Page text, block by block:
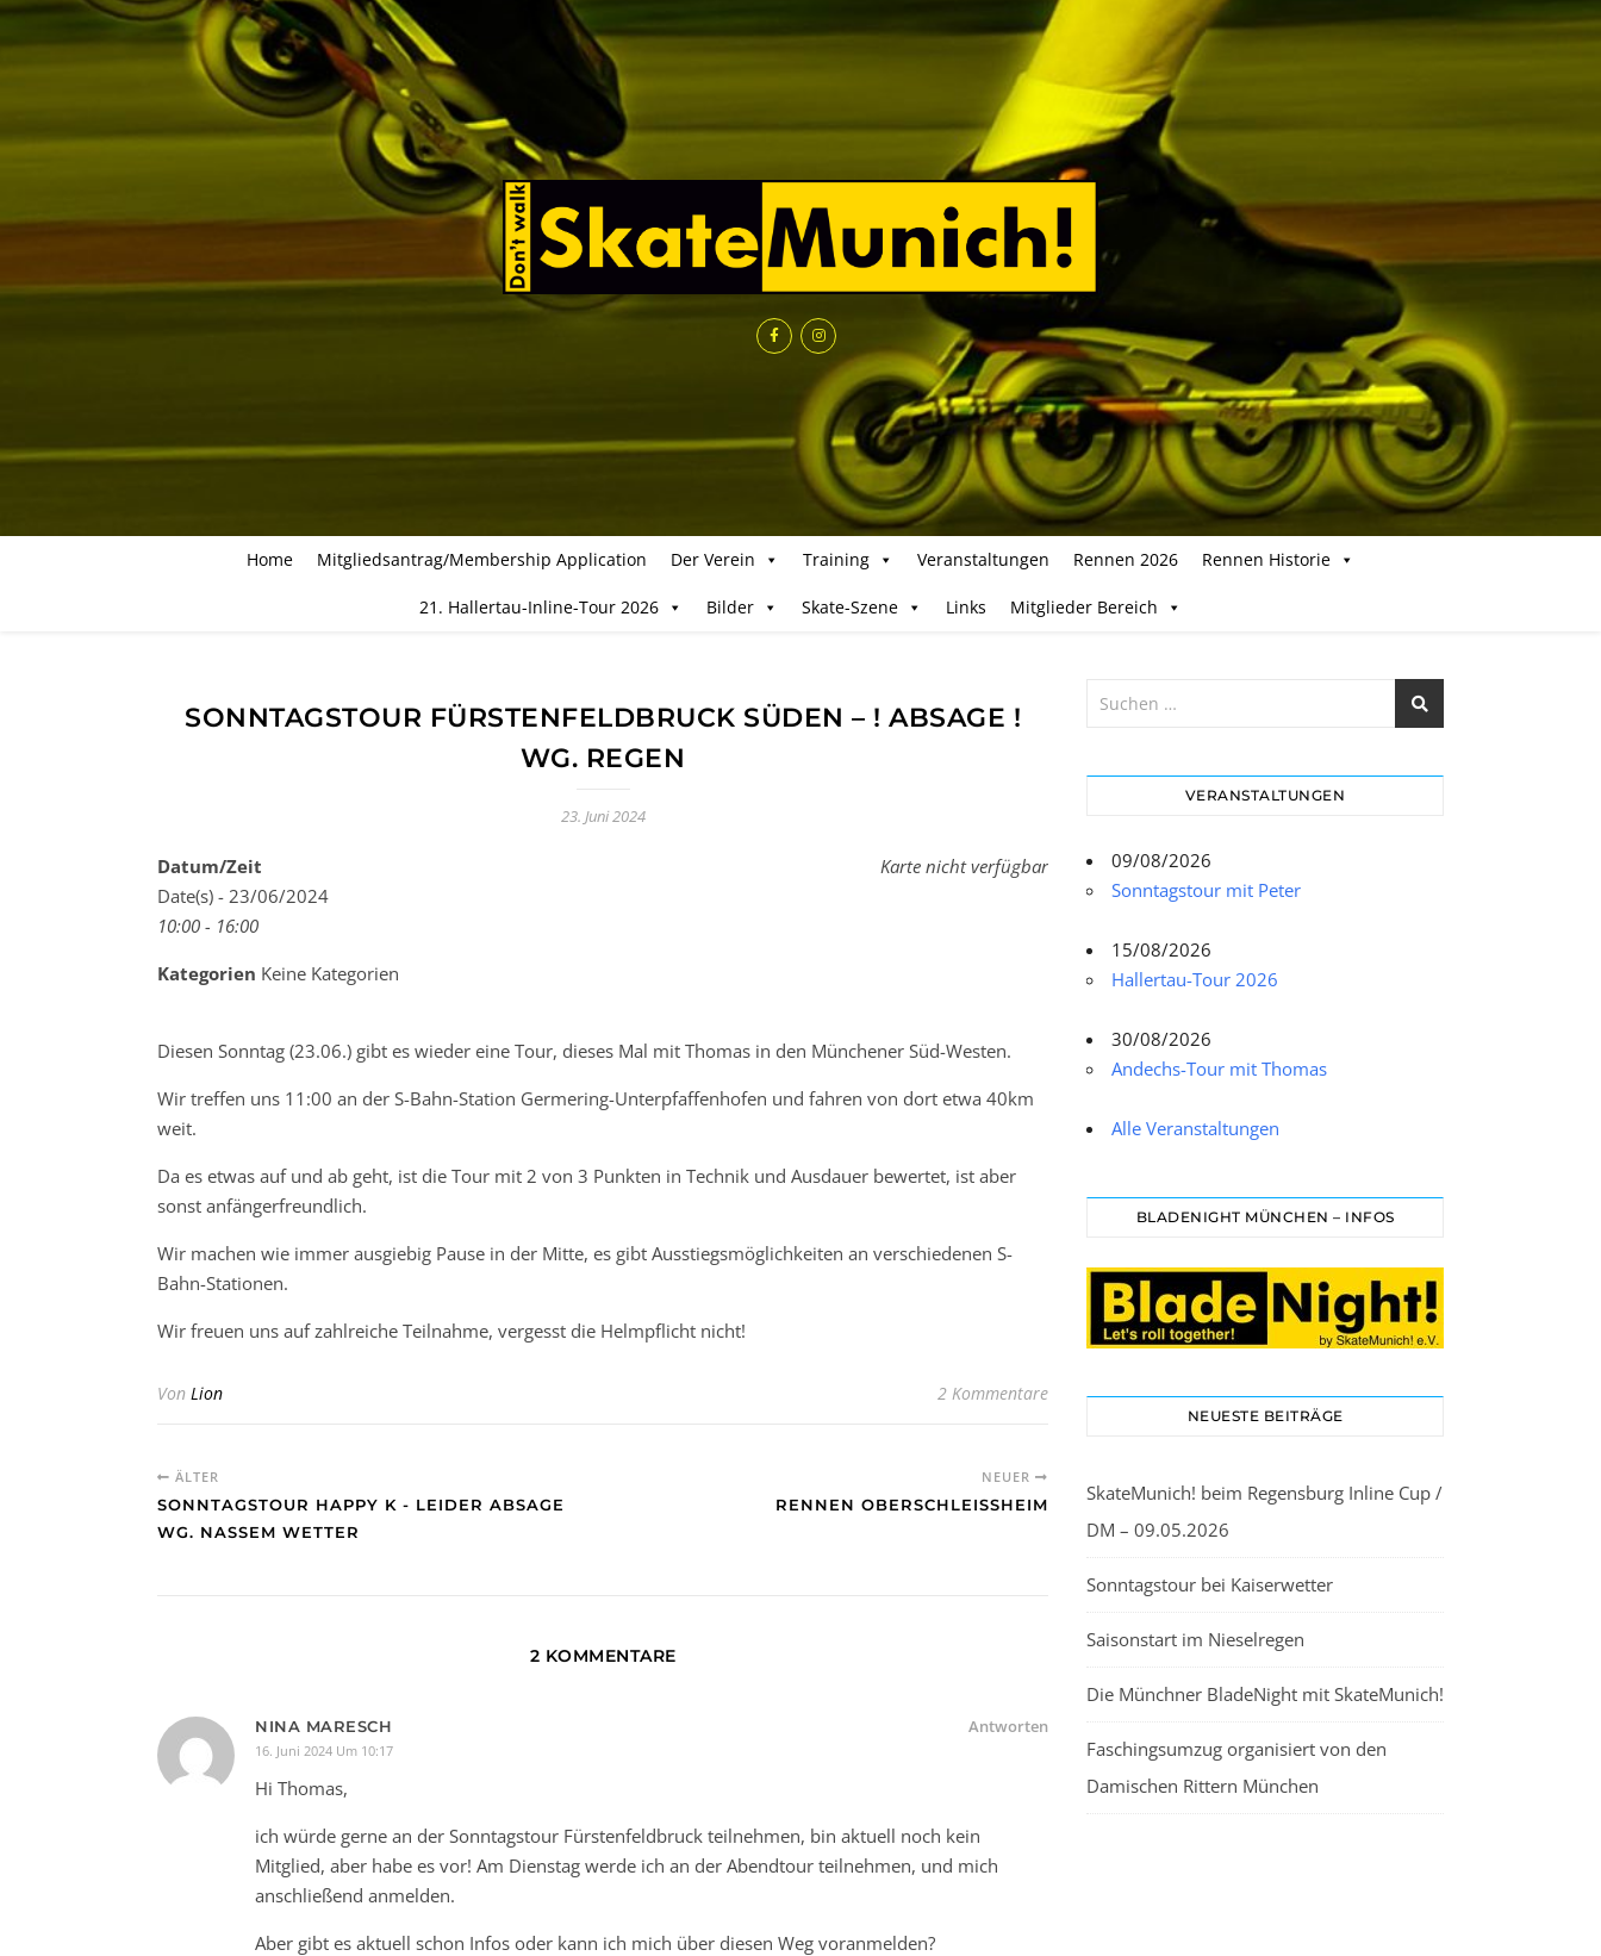
Home Mitgliedsantrag/Membership Application Der Verein Training Veranstaltungen Rennen 2026 Rennen Historie
21. Hallertau-Inline-Tour 2026 Bilder Skate-Szene Links Mitglieder Bereich
SONNTAGSTOUR FÜRSTENFELDBRUCK SÜDEN – ! ABSAGE !
WG. REGEN
23. Juni 2024
Karte nicht verfügbar
Datum/Zeit
Date(s) - 23/06/2024
10:00 - 16:00
Kategorien Keine Kategorien
Diesen Sonntag (23.06.) gibt es wieder eine Tour, dieses Mal mit Thomas in den Münchener Süd-Westen.
Wir treffen uns 11:00 an der S-Bahn-Station Germering-Unterpfaffenhofen und fahren von dort etwa 40km
weit.
Da es etwas auf und ab geht, ist die Tour mit 2 von 3 Punkten in Technik und Ausdauer bewertet, ist aber
sonst anfängerfreundlich.
Wir machen wie immer ausgiebig Pause in der Mitte, es gibt Ausstiegsmöglichkeiten an verschiedenen S-
Bahn-Stationen.
Wir freuen uns auf zahlreiche Teilnahme, vergesst die Helmpflicht nicht!
Von Lion 2 Kommentare
ÄLTER
SONNTAGSTOUR HAPPY K - LEIDER ABSAGE
WG. NASSEM WETTER
NEUER
RENNEN OBERSCHLEISSHEIM
2 KOMMENTARE
NINA MARESCH
16. Juni 2024 Um 10:17
Antworten
Hi Thomas,
ich würde gerne an der Sonntagstour Fürstenfeldbruck teilnehmen, bin aktuell noch kein
Mitglied, aber habe es vor! Am Dienstag werde ich an der Abendtour teilnehmen, und mich
anschließend anmelden.
Aber gibt es aktuell schon Infos oder kann ich mich über diesen Weg voranmelden?
VERANSTALTUNGEN
09/08/2026
Sonntagstour mit Peter
15/08/2026
Hallertau-Tour 2026
30/08/2026
Andechs-Tour mit Thomas
Alle Veranstaltungen
BLADENIGHT MÜNCHEN – INFOS
NEUESTE BEITRÄGE
SkateMunich! beim Regensburg Inline Cup /
DM – 09.05.2026
Sonntagstour bei Kaiserwetter
Saisonstart im Nieselregen
Die Münchner BladeNight mit SkateMunich!
Faschingsumzug organisiert von den
Damischen Rittern München